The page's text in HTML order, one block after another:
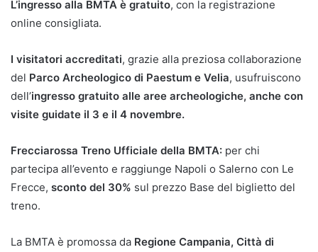
L’ingresso alla BMTA è gratuito, con la registrazione
online consigliata.
I visitatori accreditati, grazie alla preziosa collaborazione
del Parco Archeologico di Paestum e Velia, usufruiscono
dell’ingresso gratuito alle aree archeologiche, anche con
visite guidate il 3 e il 4 novembre.
Frecciarossa Treno Ufficiale della BMTA: per chi
partecipa all’evento e raggiunge Napoli o Salerno con Le
Frecce, sconto del 30% sul prezzo Base del biglietto del
treno.
La BMTA è promossa da Regione Campania, Città di